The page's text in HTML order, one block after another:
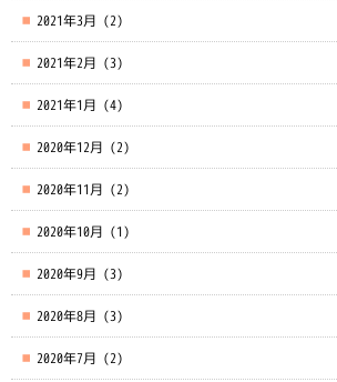
2021年3月 (2)
2021年2月 (3)
2021年1月 (4)
2020年12月 (2)
2020年11月 (2)
2020年10月 (1)
2020年9月 (3)
2020年8月 (3)
2020年7月 (2)